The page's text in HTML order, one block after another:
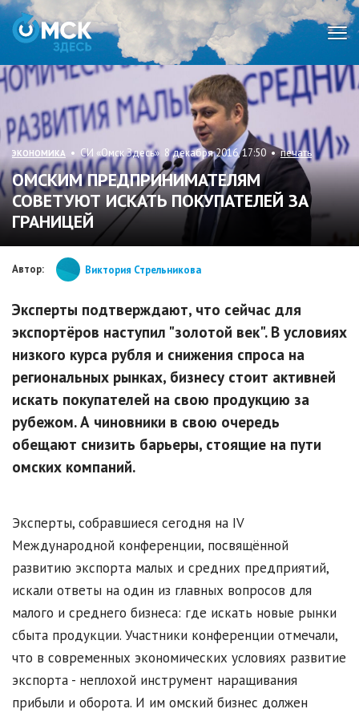
ЭКОНОМИКА • СИ «Омск Здесь» 8 декабря 2016, 17:50 •печать
ОМСКИМ ПРЕДПРИНИМАТЕЛЯМ
СОВЕТУЮТ ИСКАТЬ ПОКУПАТЕЛЕЙ ЗА
ГРАНИЦЕЙ
Автор: Виктория Стрельникова
Эксперты подтверждают, что сейчас для
экспортёров наступил "золотой век". В условиях
низкого курса рубля и снижения спроса на
региональных рынках, бизнесу стоит активней
искать покупателей на свою продукцию за
рубежом. А чиновники в свою очередь
обещают снизить барьеры, стоящие на пути
омских компаний.
Эксперты, собравшиеся сегодня на IV
Международной конференции, посвящённой
развитию экспорта малых и средних предприятий,
искали ответы на один из главных вопросов для
малого и среднего бизнеса: где искать новые рынки
сбыта продукции. Участники конференции отмечали,
что в современных экономических условиях развитие
экспорта - неплохой инструмент наращивания
прибыли и оборота. И им омский бизнес должен